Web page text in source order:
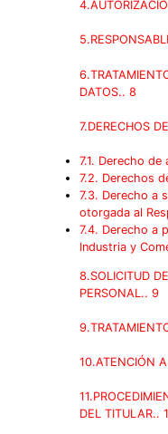
DATOS.. 8
7.DERECHOS
7.1. Derecho
7.2. Derechos
7.3. Derecho a
otorgada al
7.4. Derecho a
Industria y
8.SOLICITUD
PERSONAL.. 9
10.ATENCIÓN
DEL TITULAR..